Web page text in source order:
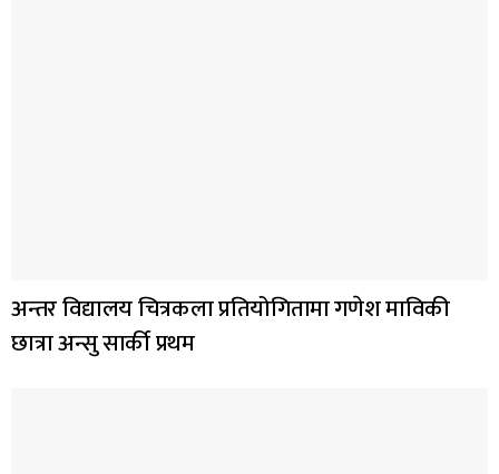
अन्तर विद्यालय चित्रकला प्रतियोगितामा गणेश माविकी
छात्रा अन्सु सार्की प्रथम